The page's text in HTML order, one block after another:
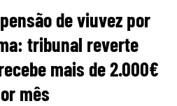
de viuvez por
tribunal reverte
mais de 2.000€
mês